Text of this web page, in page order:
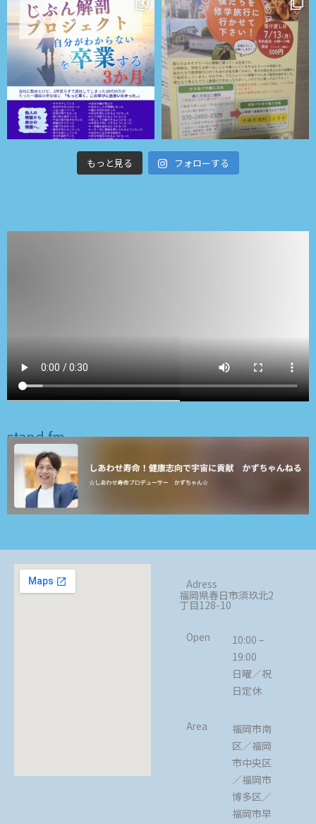
もっと見る フォローする
stand.fm
Adress
福岡県春日市須玖北2
丁目128-10
Open
10:00 –
19:00
日曜／祝
日定休
Area
福岡市南
区／福岡
市中央区
／福岡市
博多区／
福岡市早